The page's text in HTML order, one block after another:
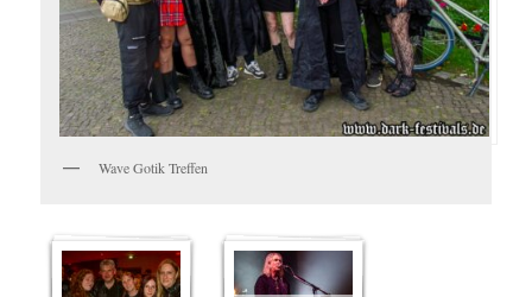
Wave Gotik Treffen